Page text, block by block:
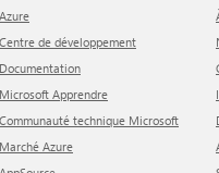
Azure
Centre de développement
Documentation
Microsoft Apprendre
Communauté technique Microsoft
Marché Azure